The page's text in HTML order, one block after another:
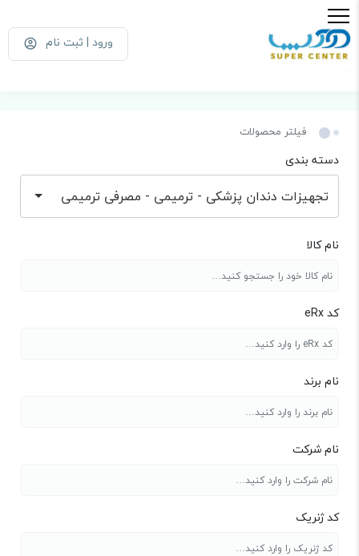
ورود | ثبت نام
فیلتر محصولات
دسته بندی
تجهیزات دندان پزشکی - ترمیمی - مصرفی ترمیمی
نام کالا
کد eRx
نام برند
نام شرکت
کد ژنریک